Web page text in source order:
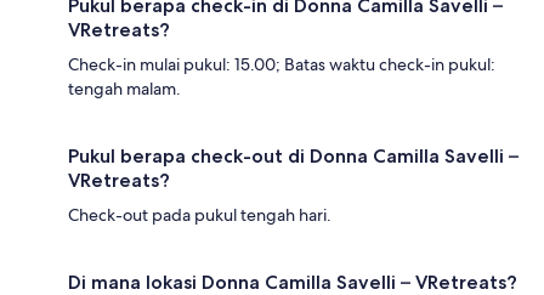
Pukul berapa check-in di Donna Camilla Savelli –
VRetreats?
Check-in mulai pukul: 15.00; Batas waktu check-in pukul:
tengah malam.
Pukul berapa check-out di Donna Camilla Savelli –
VRetreats?
Check-out pada pukul tengah hari.
Di mana lokasi Donna Camilla Savelli – VRetreats?